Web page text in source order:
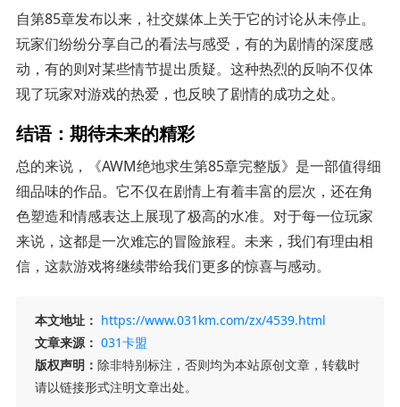
自第85章发布以来，社交媒体上关于它的讨论从未停止。
玩家们纷纷分享自己的看法与感受，有的为剧情的深度感
动，有的则对某些情节提出质疑。这种热烈的反响不仅体
现了玩家对游戏的热爱，也反映了剧情的成功之处。
结语：期待未来的精彩
总的来说，《AWM绝地求生第85章完整版》是一部值得细
细品味的作品。它不仅在剧情上有着丰富的层次，还在角
色塑造和情感表达上展现了极高的水准。对于每一位玩家
来说，这都是一次难忘的冒险旅程。未来，我们有理由相
信，这款游戏将继续带给我们更多的惊喜与感动。
本文地址： https://www.031km.com/zx/4539.html
文章来源： 031卡盟
版权声明： 除非特别标注，否则均为本站原创文章，转载时
请以链接形式注明文章出处。